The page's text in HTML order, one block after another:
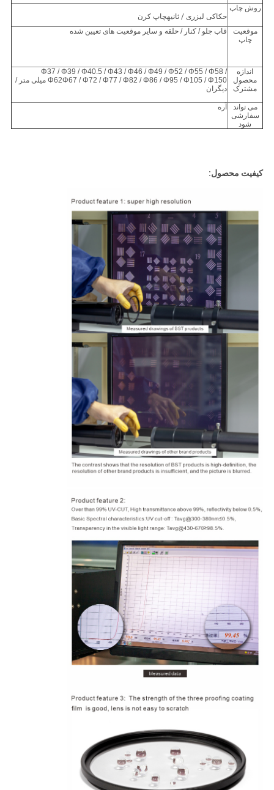
روش چاپ
حکاکی لیزری / ثانیهچاپ کرن
موقعیت
چاپ
قاب جلو / کنار / حلقه و سایر موقعیت های تعیین شده
اندازه
محصول
مشترک
Φ37 / Φ39 / Φ40.5 / Φ43 / Φ46 / Φ49 / Φ52 / Φ55 / Φ58 /
Φ62Φ67 / Φ72 / Φ77 / Φ82 / Φ86 / Φ95 / Φ105 / Φ150 میلی متر /
دیگران
می تواند
سفارشی
شود
آره
کیفیت محصول: